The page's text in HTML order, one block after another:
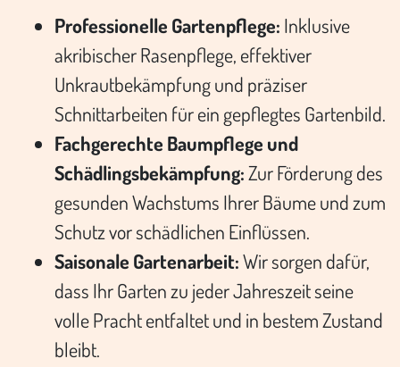
Professionelle Gartenpflege: Inklusive
akribischer Rasenpflege, effektiver
Unkrautbekämpfung und präziser
Schnittarbeiten für ein gepflegtes Gartenbild.
Fachgerechte Baumpflege und
Schädlingsbekämpfung:Zur Förderung des
gesunden Wachstums Ihrer Bäume und zum
Schutz vor schädlichen Einflüssen.
Saisonale Gartenarbeit:Wir sorgen dafür,
dass Ihr Garten zu jeder Jahreszeit seine
volle Pracht entfaltet und in bestem Zustand
bleibt.